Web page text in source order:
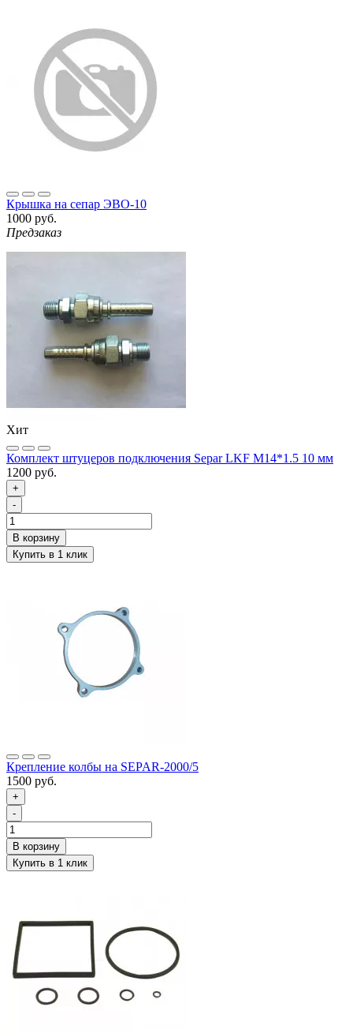
Крышка на сепар ЭВО-10
1000 руб.
Предзаказ
Хит
Комплект штуцеров подключения Separ LKF M14*1.5 10 мм
1200 руб.
+
-
Крепление колбы на SEPAR-2000/5
1500 руб.
+
-